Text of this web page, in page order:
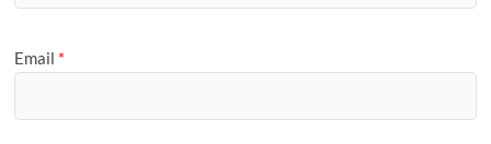
Email *